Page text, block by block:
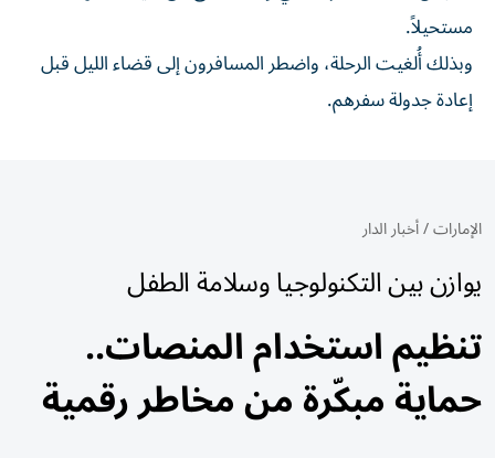
مستحيلاً.
وبذلك أُلغيت الرحلة، واضطر المسافرون إلى قضاء الليل قبل
إعادة جدولة سفرهم.
الإمارات/أخبار الدار
يوازن بين التكنولوجيا وسلامة الطفل
تنظيم استخدام المنصات..
حماية مبكّرة من مخاطر رقمية